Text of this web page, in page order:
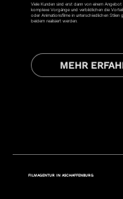
Viele Kunden sind erst dann von einem
komplexe Vorgänge und verbildlichen die
oder Animationsfilme in unterschiedlichen Stilen
beidem realisiert werden.
MEHR
FILMAGENTUR IN ASCHAFFENBURG